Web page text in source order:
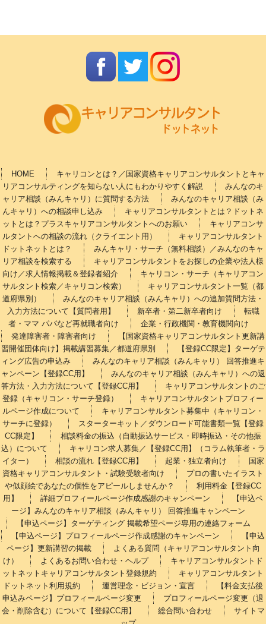
HOME
キャリコンとは？／国家資格キャリアコンサルタントとキャ
リアコンサルティングを知らない人にもわかりやすく解説
みんなのキ
ャリア相談（みんキャリ）に質問する方法
みんなのキャリア相談（み
んキャリ）への相談申し込み
キャリアコンサルタントとは？ドットネ
ットとは？プラスキャリアコンサルタントへのお願い
キャリアコンサ
ルタントへの相談の流れ（クライエント用）
キャリアコンサルタント
ドットネットとは？
みんキャリ・サーチ（無料相談）／みんなのキャ
リア相談を検索する
キャリアコンサルタントをお探しの企業や法人様
向け／求人情報掲載＆登録者紹介
キャリコン・サーチ（キャリアコン
サルタント検索／キャリコン検索）
キャリアコンサルタント一覧（都
道府県別）
みんなのキャリア相談（みんキャリ）への追加質問方法・
入力方法について【質問者用】
新卒者・第二新卒者向け
転職
者・ママ パパなど再就職者向け
企業・行政機関・教育機関向け
発達障害者・障害者向け
【国家資格キャリアコンサルタント更新講
習開催団体向け】掲載講習募集／都道府県別
【登録CC限定】ターゲテ
ィング広告の申込み
みんなのキャリア相談（みんキャリ） 回答推進キ
ャンペーン【登録CC用】
みんなのキャリア相談（みんキャリ）への返
答方法・入力方法について【登録CC用】
キャリアコンサルタントのご
登録（キャリコン・サーチ登録）
キャリアコンサルタントプロフィー
ルページ作成について
キャリアコンサルタント募集中（キャリコン・
サーチに登録）
スターターキット／ダウンロード可能書類一覧【登録
CC限定】
相談料金の振込（自動振込サービス・即時振込・その他振
込）について
キャリコン求人募集／【登録CC用】（コラム執筆者・ラ
イター）
相談の流れ【登録CC用】 起業・独立者向け
国家
資格キャリアコンサルタント・試験受験者向け
プロの書いたイラスト
や似顔絵であなたの個性をアピールしませんか？
利用料金【登録CC
用】
詳細プロフィールページ作成感謝のキャンペーン
【申込ペ
ージ】みんなのキャリア相談（みんキャリ） 回答推進キャンペーン
【申込ページ】ターゲティング 掲載希望ページ専用の連絡フォーム
【申込ページ】プロフィールページ作成感謝のキャンペーン
【申込
ページ】更新講習の掲載
よくある質問（キャリアコンサルタント向
け）
よくあるお問い合わせ・ヘルプ
キャリアコンサルタントド
ットネットキャリアコンサルタント登録規約
キャリアコンサルタント
ドットネット利用規約
運営理念・ビジョン・宣言
【料金支払後
申込みページ】プロフィールページ変更
プロフィールページ変更（退
会・削除含む）について【登録CC用】
総合問い合わせ
サイトマ